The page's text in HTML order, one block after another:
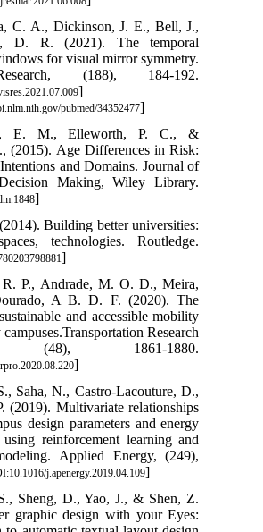
C. A., Dickinson, J. E., Bell, J.,
D. R. (2021). The temporal
for visual mirror symmetry.
(188), 184-192.
]
pubmed/34352477]
E. M., Elleworth, P. C., &
(2015). Age Differences in Risk:
and Domains. Journal of
Making, Wiley Library.
]
Building better universities:
technologies. Routledge.
]
R. P., Andrade, M. O. D., Meira,
A B. D. F. (2020). The
and accessible mobility
Research
(48), 1861-1880.
]
Saha, N., Castro-Lacouture, D.,
(2019). Multivariate relationships
design parameters and energy
using reinforcement learning and
Applied Energy, (249),
j.apenergy.2019.04.109]
Sheng, D., Yao, J., & Shen, Z.
graphic design with your Eyes: